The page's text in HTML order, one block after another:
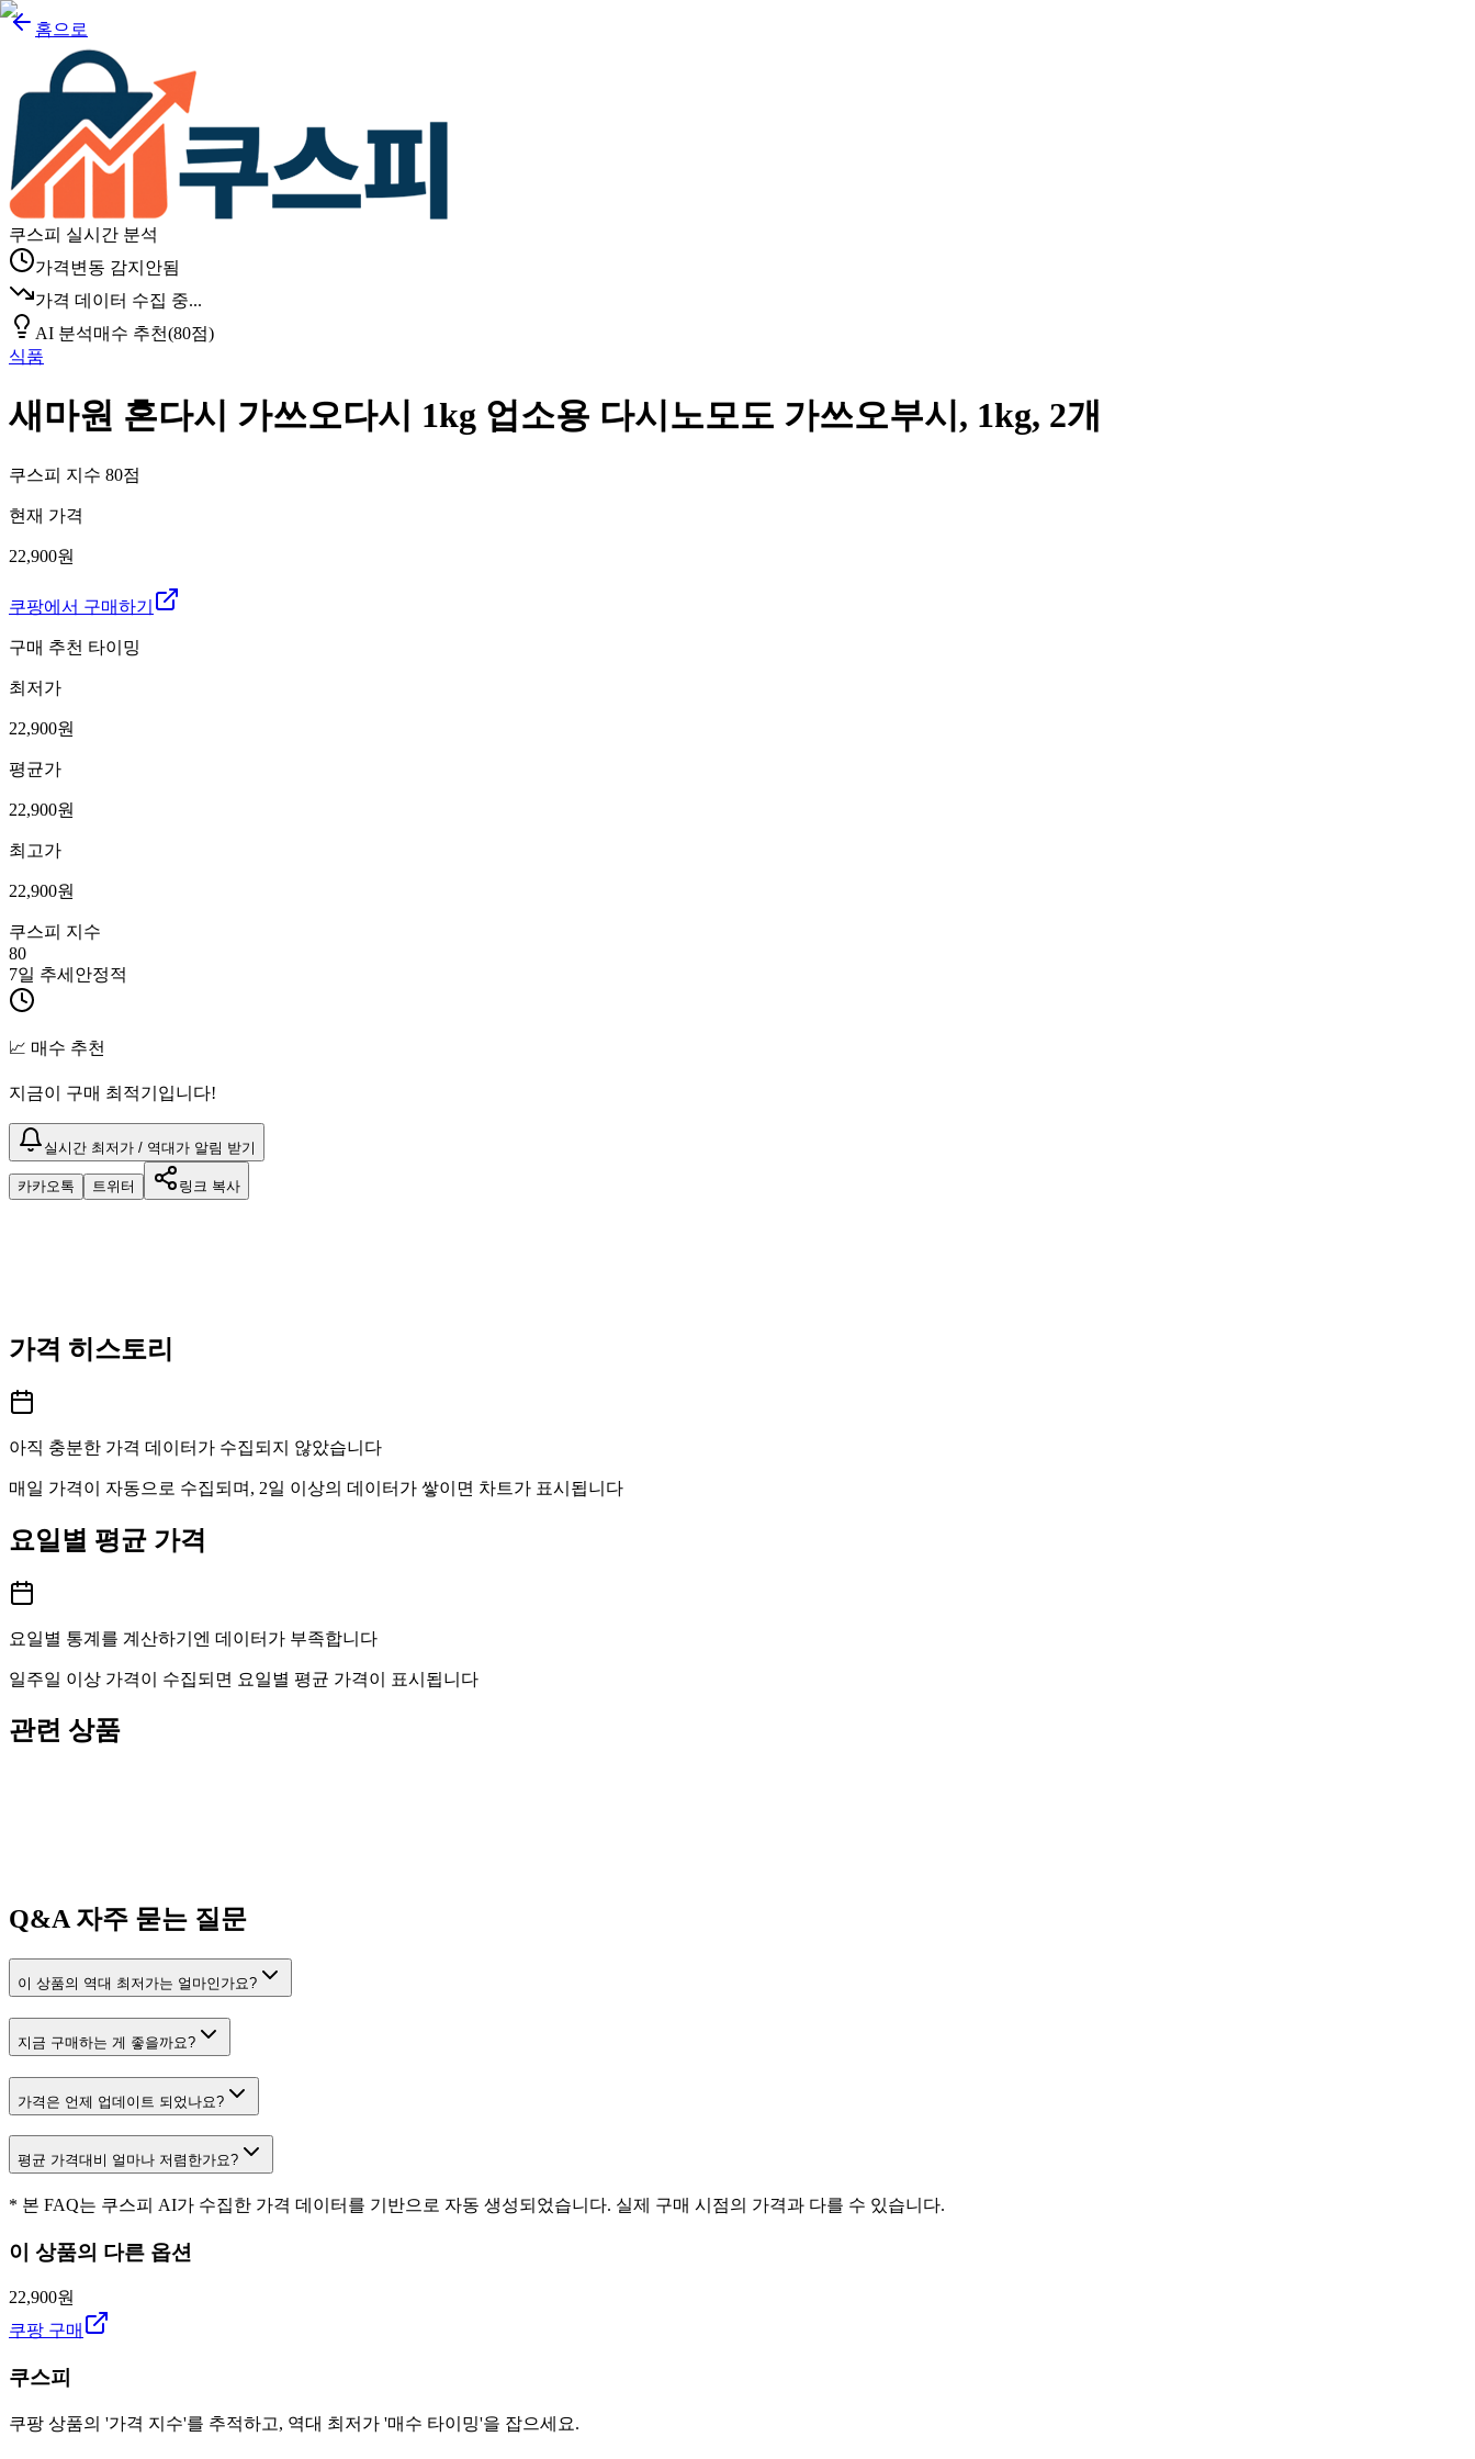
홈으로
쿠스피 실시간 분석
가격변동 감지안됨
가격 데이터 수집 중...
AI 분석매수 추천(80점)
식품
새마원 혼다시 가쓰오다시 1kg 업소용 다시노모도 가쓰오부시, 1kg, 2개
쿠스피 지수 80점
현재 가격
22,900원
쿠팡에서 구매하기
구매 추천 타이밍
최저가
22,900원
평균가
22,900원
최고가
22,900원
쿠스피 지수
80
7일 추세 안정적
📈 매수 추천
지금이 구매 최적기입니다!
실시간 최저가 / 역대가 알림 받기
카카오톡 트위터 링크 복사
가격 히스토리
아직 충분한 가격 데이터가 수집되지 않았습니다
매일 가격이 자동으로 수집되며, 2일 이상의 데이터가 쌓이면 차트가 표시됩니다
요일별 평균 가격
요일별 통계를 계산하기엔 데이터가 부족합니다
일주일 이상 가격이 수집되면 요일별 평균 가격이 표시됩니다
관련 상품
Q&A자주 묻는 질문
이 상품의 역대 최저가는 얼마인가요?
지금 구매하는 게 좋을까요?
가격은 언제 업데이트 되었나요?
평균 가격대비 얼마나 저렴한가요?
* 본 FAQ는 쿠스피 AI가 수집한 가격 데이터를 기반으로 자동 생성되었습니다. 실제 구매 시점의 가격과 다를 수 있습니다.
이 상품의 다른 옵션
22,900원
쿠팡 구매
쿠스피
쿠팡 상품의 '가격 지수'를 추적하고, 역대 최저가 '매수 타이밍'을 잡으세요.